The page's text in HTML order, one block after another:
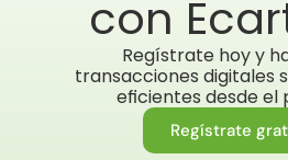
con
Regístrate hoy y
transacciones digitales
eficientes desde el
Regístrate